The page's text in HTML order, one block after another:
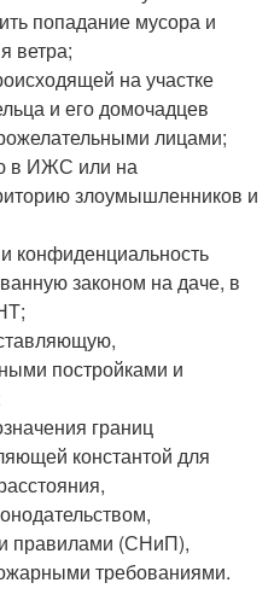
попадание мусора и
ветра;
на участке
и его домочадцев
лицами;
в ИЖС или на
злоумышленников и
конфиденциальность
законом на даче, в
постройками и
границ
константой для
правилами (СНиП),
требованиями.